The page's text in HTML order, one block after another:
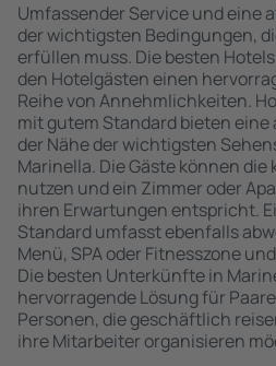
Umfassender Service und eine
der wichtigsten Bedingungen,
erfüllen muss. Die besten
den Hotelgästen einen
Reihe von Annehmlichkeiten.
mit gutem Standard bieten eine
der Nähe der wichtigsten
Marinella. Die Gäste können
nutzen und ein Zimmer oder
ihren Erwartungen entspricht.
Standard umfasst ebenfalls
Menü, SPA oder Fitnesszone
Die besten Unterkünfte in
hervorragende Lösung für
Personen, die geschäftlich
ihre Mitarbeiter organisieren